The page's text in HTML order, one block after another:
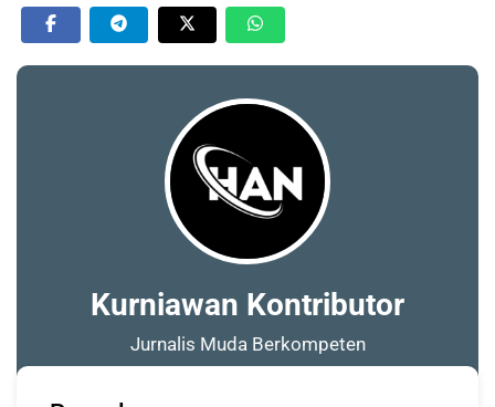
Kurniawan Kontributor
Jurnalis Muda Berkompeten